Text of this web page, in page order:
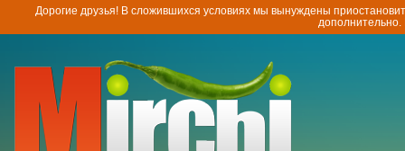
Дорогие друзья! В сложившихся условиях мы вынуждены